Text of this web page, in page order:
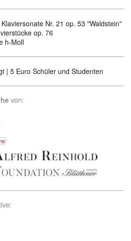
Klaviersonate Nr. 21 op. 53 "Waldstein"
op. 76
h-Moll
| 5 Euro Schüler und Studenten
von: